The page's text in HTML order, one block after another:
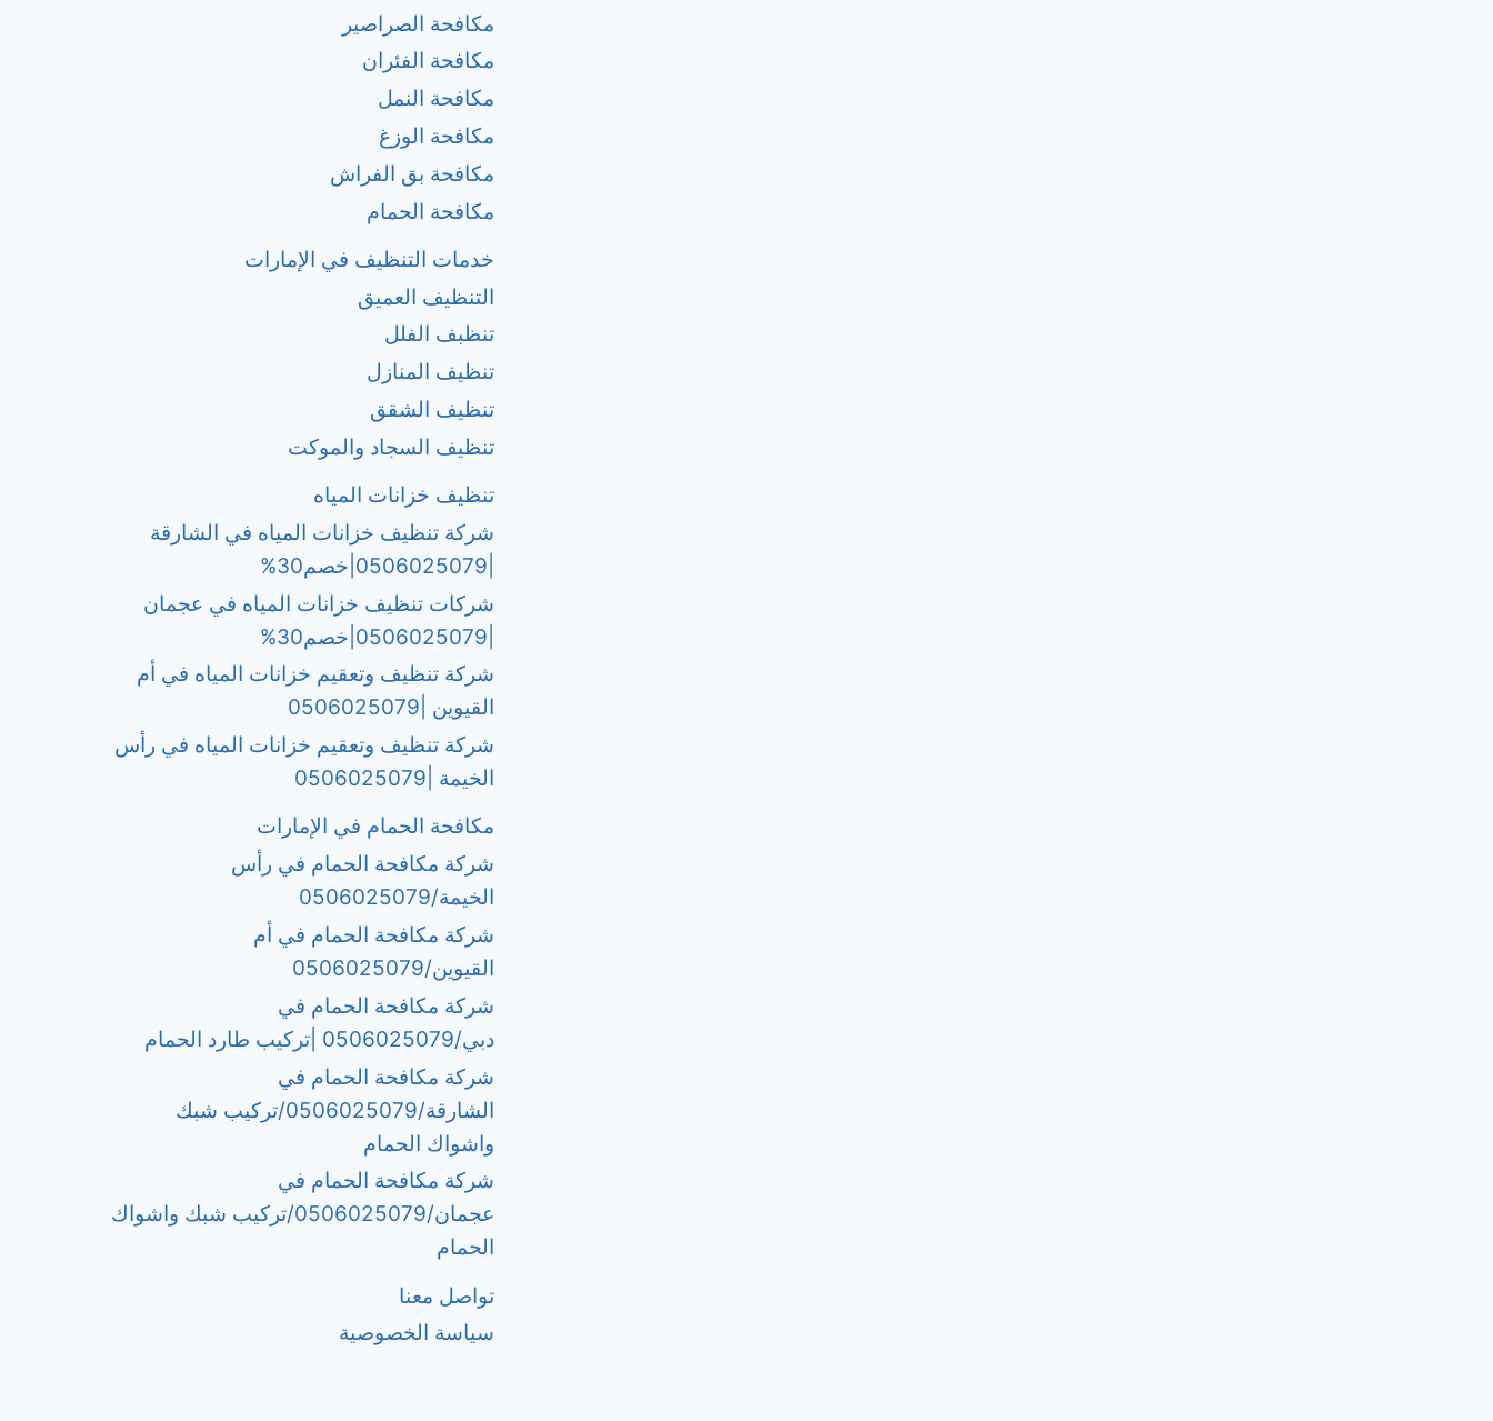
مكافحة الصراصير
مكافحة الفئران
مكافحة النمل
مكافحة الوزغ
مكافحة بق الفراش
مكافحة الحمام
خدمات التنظيف في الإمارات
التنظيف العميق
تنظبف الفلل
تنظيف المنازل
تنظيف الشقق
تنظيف السجاد والموكت
تنظيف خزانات المياه
شركة تنظيف خزانات المياه في الشارقة
شركات تنظيف خزانات المياه في عجمان
شركة تنظيف وتعقيم خزانات المياه في أم
القيوين |0506025079
شركة تنظيف وتعقيم خزانات المياه في رأس
الخيمة |0506025079
مكافحة الحمام في الإمارات
شركة مكافحة الحمام في رأس
الخيمة/0506025079
شركة مكافحة الحمام في أم
القيوين/0506025079
شركة مكافحة الحمام في
دبي/0506025079 |تركيب طارد الحمام
شركة مكافحة الحمام في
الشارقة/0506025079/تركيب شبك
واشواك الحمام
شركة مكافحة الحمام في
عجمان/0506025079/تركيب شبك واشواك
الحمام
تواصل معنا
سياسة الخصوصية